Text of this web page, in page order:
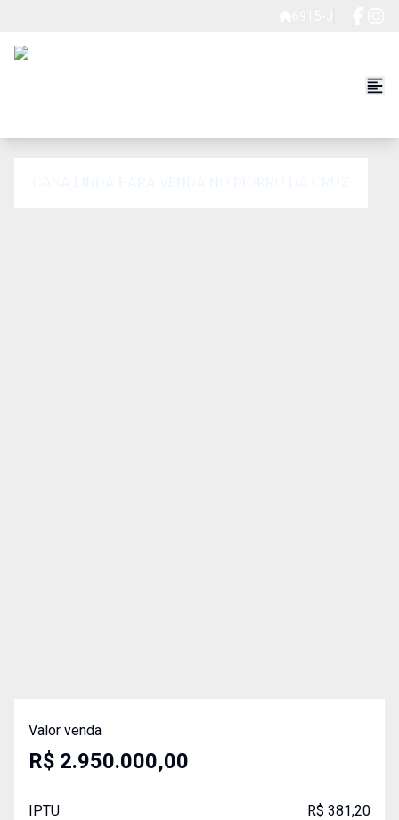
Valor venda
R$ 2.950.000,00
IPTU R$ 381,20